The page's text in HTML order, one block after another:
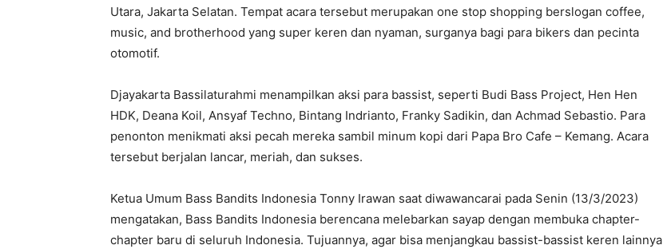
Utara, Jakarta Selatan. Tempat acara tersebut merupakan one stop shopping berslogan coffee,
music, and brotherhood yang super keren dan nyaman, surganya bagi para bikers dan pecinta
otomotif.
Djayakarta Bassilaturahmi menampilkan aksi para bassist, seperti Budi Bass Project, Hen Hen
HDK, Deana Koil, Ansyaf Techno, Bintang Indrianto, Franky Sadikin, dan Achmad Sebastio. Para
penonton menikmati aksi pecah mereka sambil minum kopi dari Papa Bro Cafe – Kemang. Acara
tersebut berjalan lancar, meriah, dan sukses.
Ketua Umum Bass Bandits Indonesia Tonny Irawan saat diwawancarai pada Senin (13/3/2023)
mengatakan, Bass Bandits Indonesia berencana melebarkan sayap dengan membuka chapter-
chapter baru di seluruh Indonesia. Tujuannya, agar bisa menjangkau bassist-bassist keren lainnya